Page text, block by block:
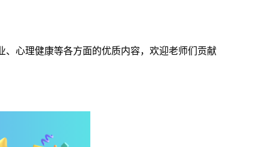
、心理健康等各方面的优质内容，欢迎老师们贡献